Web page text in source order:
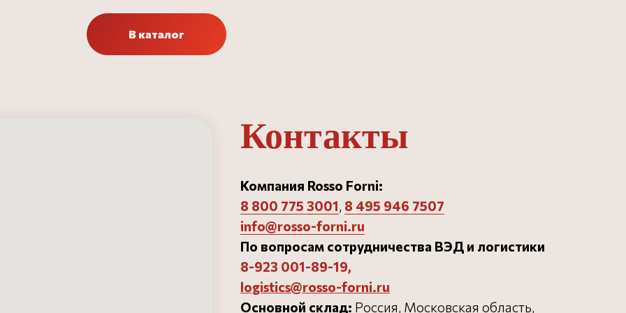
В каталог
Контакты
Компания Rosso Forni:
8 800 775 3001, 8 495 946 7507
info@rosso-forni.ru
По вопросам сотрудничества ВЭД и логистики
8-923 001-89-19,
logistics@rosso-forni.ru
Основной склад: Россия, Московская область,
Готовые проекты
Разработка сайта